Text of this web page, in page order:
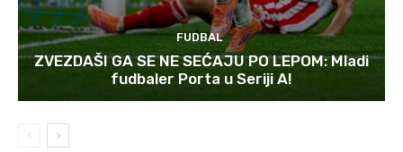
FUDBAL
ZVEZDAŠI GA SE NE SEĆAJU PO LEPOM: Mladi
fudbaler Porta u Seriji A!